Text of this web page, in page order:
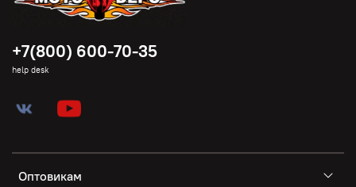
Оптовикам
+7(800) 600-70-35
help desk